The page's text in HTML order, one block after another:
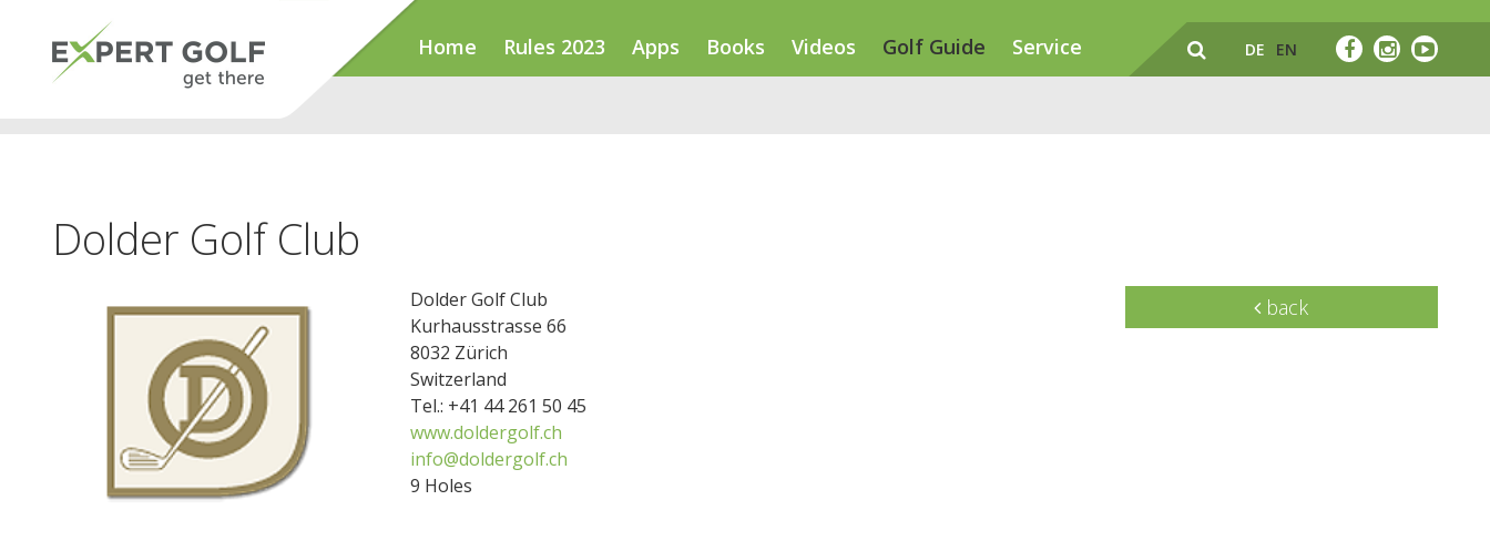
Home Rules 2023 Apps Books Videos Golf Guide Service DE EN
Dolder Golf Club
Dolder Golf Club
Kurhausstrasse 66
8032 Zürich
Switzerland
Tel.: +41 44 261 50 45
www.doldergolf.ch
info@doldergolf.ch
9 Holes
back